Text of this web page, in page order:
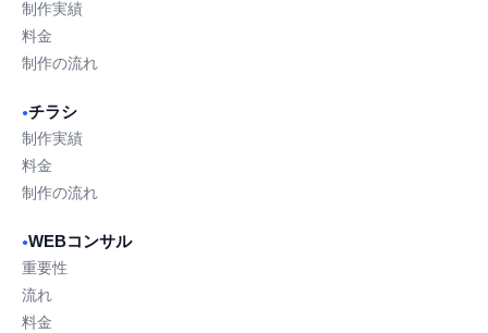
制作実績
料金
制作の流れ
●チラシ
制作実績
料金
制作の流れ
●WEBコンサル
重要性
流れ
料金